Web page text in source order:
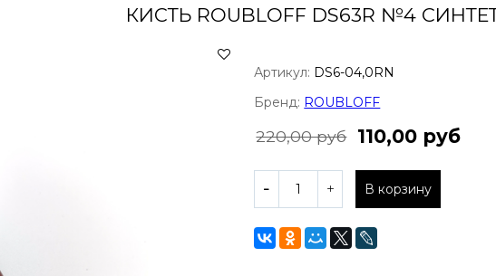
КИСТЬ ROUBLOFF DS63R №4
Артикул: DS6-04,0RN
Бренд: ROUBLOFF
220,00 руб 110,00 руб
В корзину